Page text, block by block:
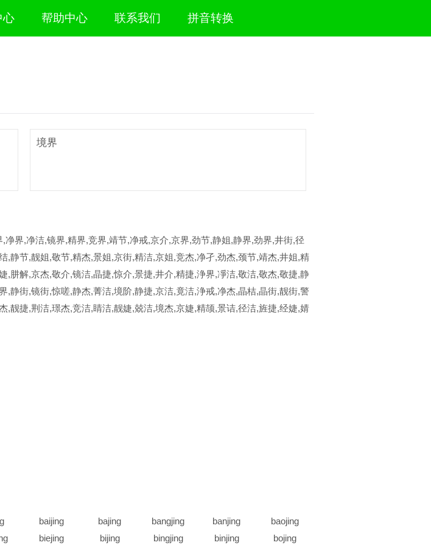
心 帮助中心 联系我们 拼音转换
境界
界,净洁,镜界,精界,竞界,靖节,净戒,京介,京界,劲节,静姐,静界,劲界,井街,径
静节,靓姐,敬节,精杰,景姐,京街,精洁,京姐,竞杰,净孑,劲杰,颈节,靖杰,井姐,精
肼解,京杰,敬介,镜洁,晶捷,惊介,景捷,井介,精捷,浄界,凈洁,敬洁,敬杰,敬捷,静
静街,镜街,惊嗟,静杰,菁洁,境阶,静捷,京洁,竟洁,浄戒,净杰,晶桔,晶街,靓街,警
靓捷,荆洁,璟杰,竞洁,睛洁,靓婕,兢洁,境杰,京婕,精颉,景诘,径洁,旌捷,经婕,婧
baijing bajing bangjing banjing
baojing
biejing bijing bingjing binjing bojing